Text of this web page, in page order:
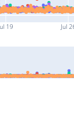
19 Jul